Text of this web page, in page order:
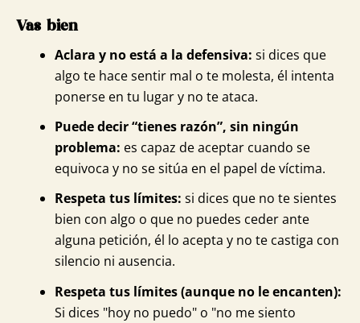
Vas bien
Aclara y no está a la defensiva: si dices que
algo te hace sentir mal o te molesta, él intenta
ponerse en tu lugar y no te ataca.
Puede decir “tienes razón”, sin ningún
problema: es capaz de aceptar cuando se
equivoca y no se sitúa en el papel de víctima.
Respeta tus límites: si dices que no te sientes
bien con algo o que no puedes ceder ante
alguna petición, él lo acepta y no te castiga con
silencio ni ausencia.
Respeta tus límites (aunque no le encanten):
Si dices "hoy no puedo" o "no me siento